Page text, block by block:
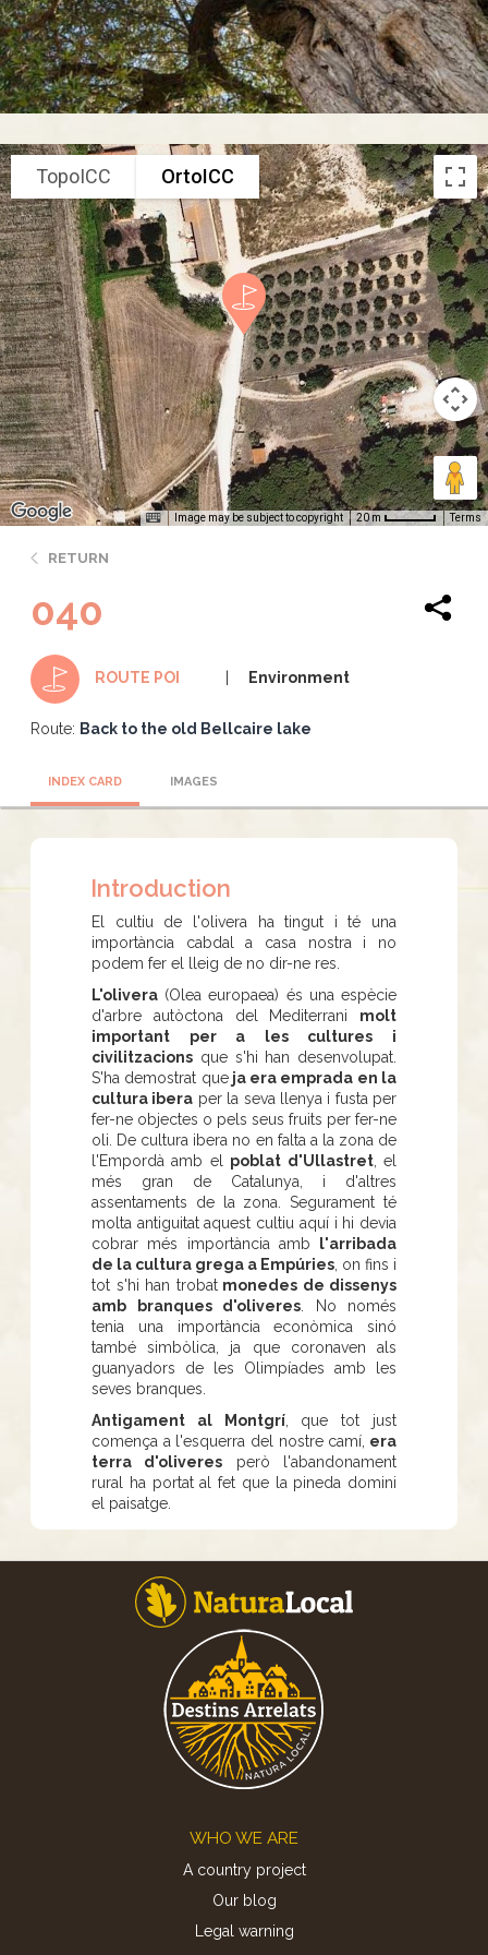
TopoICC OrtoICC
Image may be subject to copyright 20 m Terms
RETURN
040
ROUTE POI Environment
Route: Back to the old Bellcaire lake
INDEX CARD IMAGES
Introduction
El cultiu de l'olivera ha tingut i té una
importància cabdal a casa nostra i no
podem fer el lleig de no dir-ne res.
L'olivera (Olea europaea) és una espècie
d'arbre autòctona del Mediterrani molt
important per a les cultures i
civilitzacions que s'hi han desenvolupat.
S'ha demostrat queja era emprada en la
cultura ibera per la seva llenya i fusta per
fer-ne objectes o pels seus fruits per fer-ne
oli. De cultura ibera no en falta a la zona de
l'Empordà amb el poblat d'Ullastret, el
més gran de Catalunya, i d'altres
assentaments de la zona. Segurament té
molta antiguitat aquest cultiu aquí i hi devia
cobrar més importància amb
l'arribada
de la cultura grega a Empúries , on fins i
tot s'hi han trobatmonedes de dissenys
amb branques d'oliveres . No només
tenia una importància econòmica sinó
també simbòlica, ja que coronaven als
guanyadors de les Olimpíades amb les
seves branques.
Antigament al Montgrí, que tot just
comença a l'esquerra del nostre camí, era
terra d'oliveres però l'abandonament
rural ha portat al fet que la pineda domini
el paisatge.
WHO WE ARE
A country project
Our blog
Legal warning